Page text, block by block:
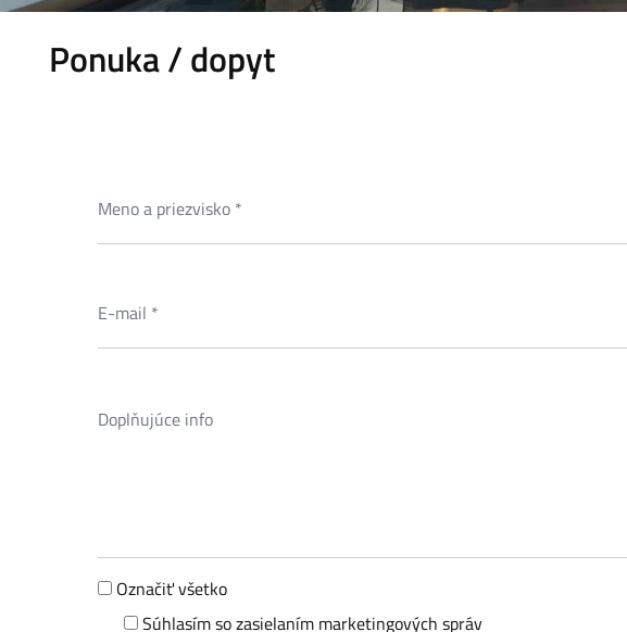
Ponuka / dopyt
Označiť všetko
Súhlasím so zasielaním marketingových správ